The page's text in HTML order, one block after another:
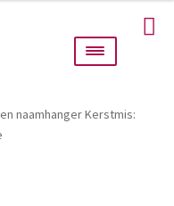
naamhanger Kerstmis: